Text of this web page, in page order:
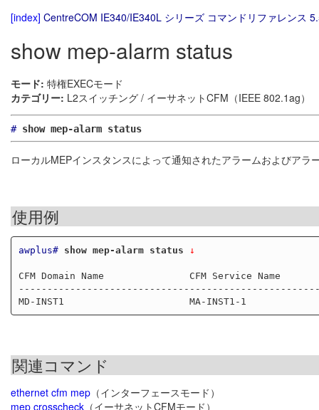
[index] CentreCOM IE340/IE340L シリーズ コマンドリファレンス
show mep-alarm status
モード: 特権EXECモード
カテゴリー: L2スイッチング / イーサネットCFM（IEEE 802.1ag）
# show mep-alarm status
ローカルMEPインスタンスによって通知されたアラームおよびアラ
使用例
awplus# show mep-alarm status ↓
CFM Domain Name               CFM Service Name
関連コマンド
ethernet cfm mep （インターフェースモード）
mep crosscheck （イーサネットCFMモード）